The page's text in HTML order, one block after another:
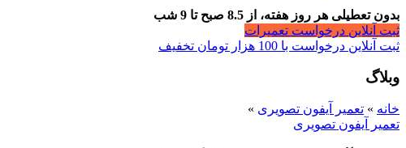
بدون تعطیلی هر روز هفته، از 8.5 صبح تا 9 شب
ثبت آنلاین درخواست تعمیرات
ثبت آنلاین درخواست با 100 هزار تومان تخفیف
وبلاگ
خانه » تعمیر آیفون تصویری »
تعمیر آیفون تصویری